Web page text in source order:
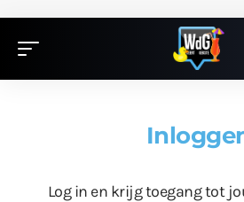
Log in en krijg toegang tot